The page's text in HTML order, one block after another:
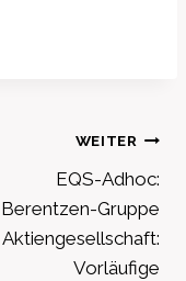
WEITER
EQS-Adhoc:
Berentzen-Gruppe
Aktiengesellschaft:
Vorläufige